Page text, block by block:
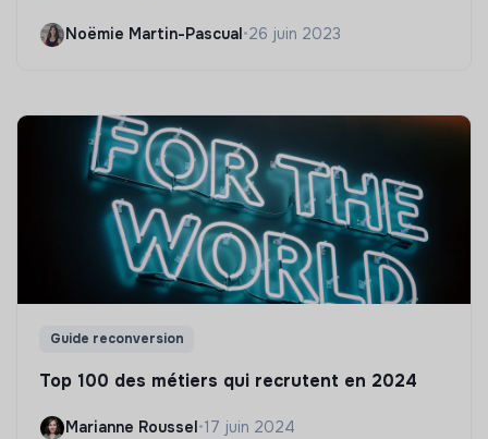
Noëmie Martin-Pascual •26 juin 2023
Guide reconversion
Top 100 des métiers qui recrutent en 2024
Marianne Roussel•17 juin 2024